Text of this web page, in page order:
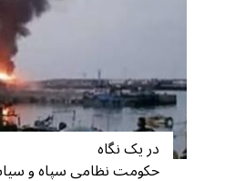
در یک نگاه
حکومت نظامی سپاه و